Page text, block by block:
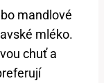
mandlové
mléko.
chuť a